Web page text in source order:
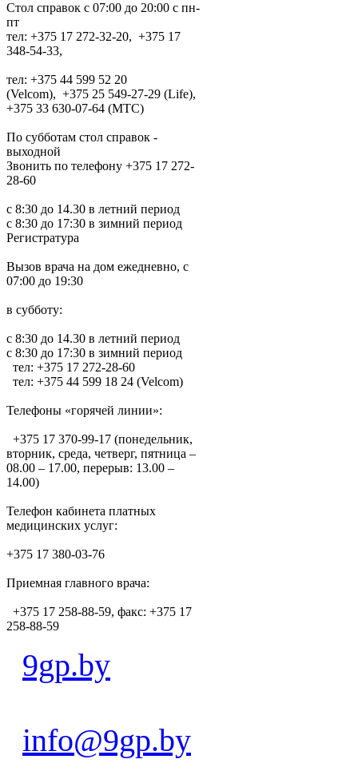
Стол справок с 07:00 до 20:00 с пн-
пт
тел: +375 17 272-32-20, +375 17
348-54-33,
тел: +375 44 599 52 20
(Velcom), +375 25 549-27-29 (Life),
+375 33 630-07-64 (MTC)
По субботам стол справок -
выходной
Звонить по телефону +375 17 272-
28-60
с 8:30 до 14.30 в летний период
с 8:30 до 17:30 в зимний период
Регистратура
Вызов врача на дом ежедневно, с
07:00 до 19:30
в субботу:
с 8:30 до 14.30 в летний период
с 8:30 до 17:30 в зимний период
тел: +375 17 272-28-60
тел: +375 44 599 18 24 (Velcom)
Телефоны «горячей линии»:
+375 17 370-99-17 (понедельник,
вторник, среда, четверг, пятница –
08.00 – 17.00, перерыв: 13.00 –
14.00)
Телефон кабинета платных
медицинских услуг:
+375 17 380-03-76
Приемная главного врача:
+375 17 258-88-59, факс: +375 17
258-88-59
9gp.by
info@9gp.by